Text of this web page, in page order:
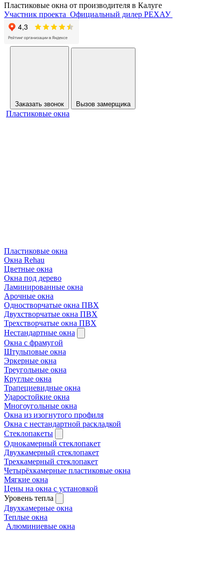
Пластиковые окна от производителя в Калуге
Участник проекта Официальный дилер РЕХАУ
Заказать звонок Вызов замерщика
Пластиковые окна
Пластиковые окна
Окна Rehau
Цветные окна
Окна под дерево
Ламинированные окна
Арочные окна
Одностворчатые окна ПВХ
Двухстворчатые окна ПВХ
Трехстворчатые окна ПВХ
Нестандартные окна
Окна с фрамугой
Штульповые окна
Эркерные окна
Треугольные окна
Круглые окна
Трапециевидные окна
Ударостойкие окна
Многоугольные окна
Окна из изогнутого профиля
Окна с нестандартной раскладкой
Стеклопакеты
Однокамерный стеклопакет
Двухкамерный стеклопакет
Трехкамерный стеклопакет
Четырёхкамерные пластиковые окна
Мягкие окна
Цены на окна с установкой
Уровень тепла
Двухкамерные окна
Теплые окна
Алюминиевые окна